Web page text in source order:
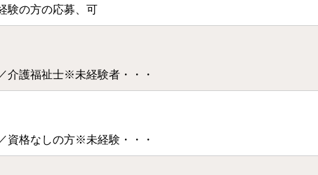
験の方の応募、可
介護福祉士※未経験者・・・
資格なしの方※未経験・・・